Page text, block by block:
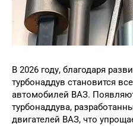
В 2026 году, благодаря
турбонаддув становится
автомобилей ВАЗ.
турбонаддува,
двигателей ВАЗ, что